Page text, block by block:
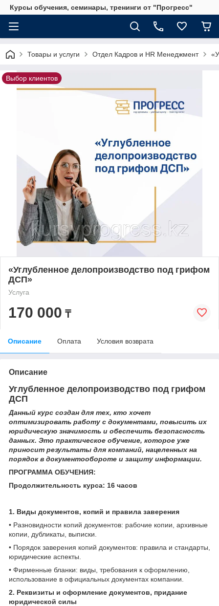
Курсы обучения, семинары, тренинги от "Прогресс"
Товары и услуги Отдел Кадров и HR Менеджмент
Выбор клиентов
«Углубленное делопроизводство под грифом
ДСП»
Услуга
170 000 ₸
Описание Оплата Условия возврата
Описание
Углубленное делопроизводство под грифом
ДСП
Данный курс создан для тех, кто хочет
оптимизировать работу с документами, повысить их
юридическую значимость и обеспечить безопасность
данных. Это практическое обучение, которое уже
приносит результаты для компаний, нацеленных на
порядок в документообороте и защиту информации.
ПРОГРАММА ОБУЧЕНИЯ:
Продолжительность курса: 16 часов
1. Виды документов, копий и правила заверения
• Разновидности копий документов: рабочие копии, архивные
копии, дубликаты, выписки.
• Порядок заверения копий документов: правила и стандарты,
юридические аспекты.
• Фирменные бланки: виды, требования к оформлению,
использование в официальных документах компании.
2. Реквизиты и оформление документов, придание
юридической силы